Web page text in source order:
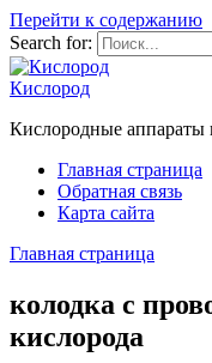
Перейти к содержанию
Search for:
Кислород
Кислородные аппараты
Главная страница
Обратная связь
Карта сайта
Главная страница
колодка с
кислорода